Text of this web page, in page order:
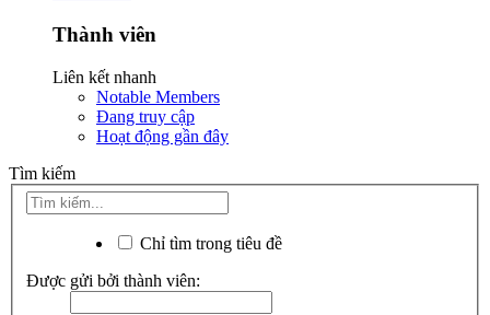
Thành viên
Liên kết nhanh
Notable Members
Đang truy cập
Hoạt động gần đây
Tìm kiếm
Chỉ tìm trong tiêu đề
Được gửi bởi thành viên: